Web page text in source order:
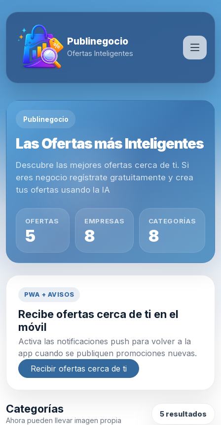
Publinegocio
Ofertas Inteligentes
Publinegocio
Las Ofertas más Inteligentes
Descubre las mejores ofertas cerca de ti. Si
eres negocio regístrate gratuitamente y crea
tus ofertas usando la IA
OFERTAS
5
EMPRESAS
8
CATEGORÍAS
8
PWA + AVISOS
Recibe ofertas cerca de ti en el
móvil
Activa las notificaciones push para volver a la
app cuando se publiquen promociones nuevas.
Recibir ofertas cerca de ti
Categorías
Ahora pueden llevar imagen propia
5 resultados